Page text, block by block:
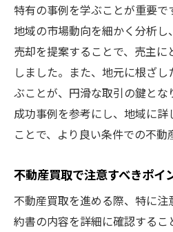
特有の事例を学ぶことが重要で
地域の市場動向を細かく分析
売却を提案することで、売主に
しました。また、地元に根ざ
ぶことが、円滑な取引の鍵とな
成功事例を参考にし、地域に
ことで、より良い条件での不動
不動産買取で注意すべきポイ
不動産買取を進める際、特に
約書の内容を詳細に確認するこ